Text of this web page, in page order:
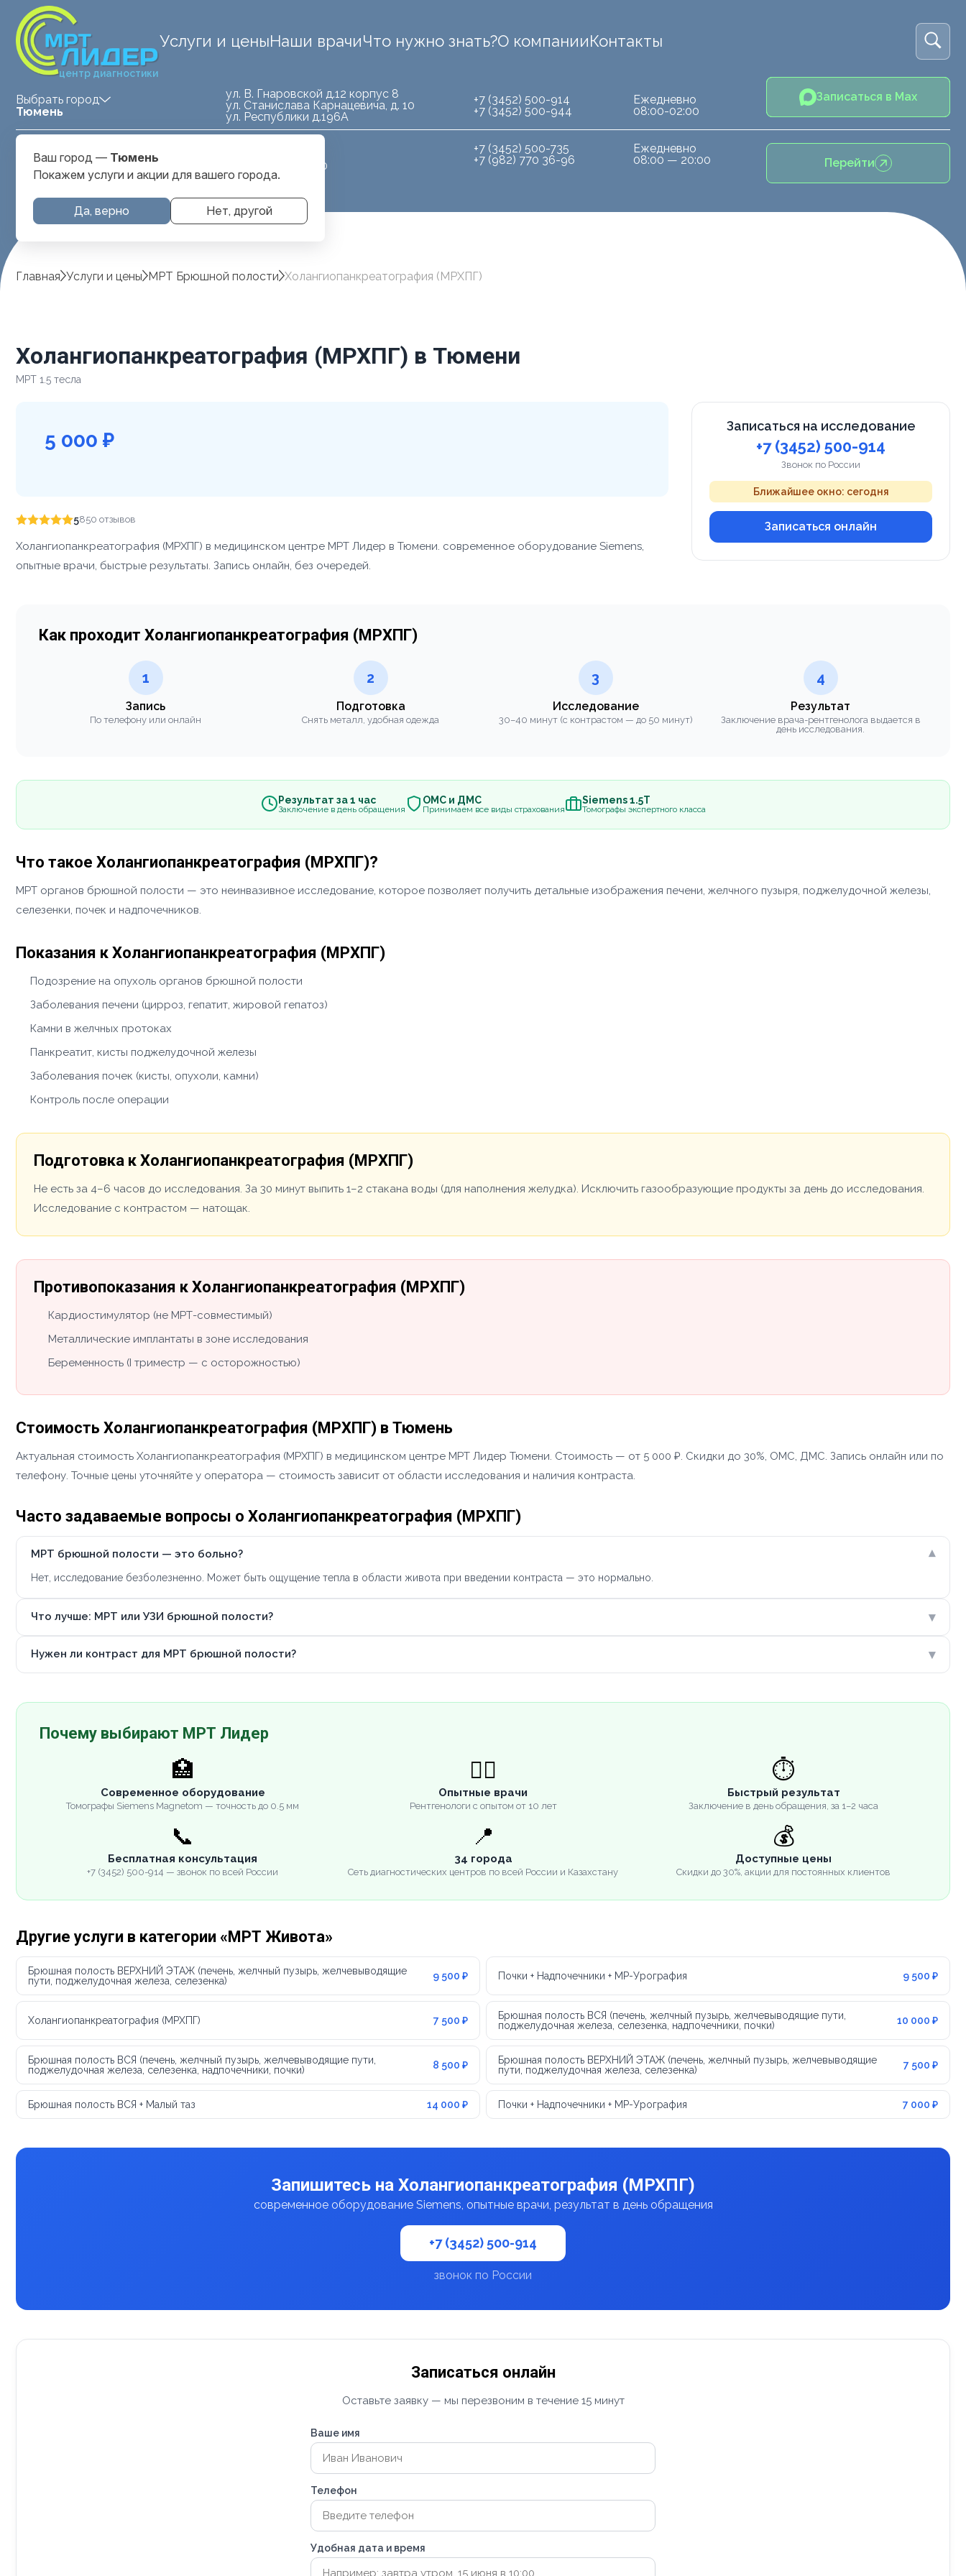
центр диагностики
Услуги и ценыНаши врачиЧто нужно знать?О компанииКонтакты
Выбрать город
Тюмень
Тюмень
ул. В. Гнаровской д.12 корпус 8
ул. Станислава Карнацевича, д. 10
ул. Республики д.196А
Карнацевича, д. 10
+7 (3452) 500-914
+7 (3452) 500-944
+7 (3452) 500-735
+7 (982) 770 36-96
Ежедневно
08:00-02:00
Ежедневно
08:00 — 20:00
Записаться в Max
Перейти
Ваш город — Тюмень
Покажем услуги и акции для вашего города.
Да, верно Нет, другой
Главная Услуги и цены МРТ Брюшной полости Холангиопанкреатография (МРХПГ)
Холангиопанкреатография (МРХПГ) в Тюмени
МРТ 1.5 тесла
5 000 ₽
5850 отзывов
Холангиопанкреатография (МРХПГ) в медицинском центре МРТ Лидер в Тюмени. современное оборудование Siemens,
опытные врачи, быстрые результаты. Запись онлайн, без очередей.
Записаться на исследование
+7 (3452) 500-914
Звонок по России
Ближайшее окно: сегодня
Записаться онлайн
Как проходит Холангиопанкреатография (МРХПГ)
1
Запись
По телефону или онлайн
2
Подготовка
Снять металл, удобная одежда
3
Исследование
30–40 минут (с контрастом — до 50 минут)
4
Результат
Заключение врача-рентгенолога выдается в
день исследования.
Результат за 1 час
Заключение в день обращения
ОМС и ДМС
Принимаем все виды страхования
Siemens 1.5Т
Томографы экспертного класса
Что такое Холангиопанкреатография (МРХПГ)?
МРТ органов брюшной полости — это неинвазивное исследование, которое позволяет получить детальные изображения печени, желчного пузыря, поджелудочной железы,
селезенки, почек и надпочечников.
Показания к Холангиопанкреатография (МРХПГ)
Подозрение на опухоль органов брюшной полости
Заболевания печени (цирроз, гепатит, жировой гепатоз)
Камни в желчных протоках
Панкреатит, кисты поджелудочной железы
Заболевания почек (кисты, опухоли, камни)
Контроль после операции
Подготовка к Холангиопанкреатография (МРХПГ)
Не есть за 4–6 часов до исследования. За 30 минут выпить 1–2 стакана воды (для наполнения желудка). Исключить газообразующие продукты за день до исследования.
Исследование с контрастом — натощак.
Противопоказания к Холангиопанкреатография (МРХПГ)
Кардиостимулятор (не МРТ-совместимый)
Металлические имплантаты в зоне исследования
Беременность (I триместр — с осторожностью)
Стоимость Холангиопанкреатография (МРХПГ) в Тюмень
Актуальная стоимость Холангиопанкреатография (МРХПГ) в медицинском центре МРТ Лидер Тюмени. Стоимость — от 5 000 ₽. Скидки до 30%, ОМС, ДМС. Запись онлайн или по
телефону. Точные цены уточняйте у оператора — стоимость зависит от области исследования и наличия контраста.
Часто задаваемые вопросы о Холангиопанкреатография (МРХПГ)
МРТ брюшной полости — это больно? ▾
Нет, исследование безболезненно. Может быть ощущение тепла в области живота при введении контраста — это нормально.
Что лучше: МРТ или УЗИ брюшной полости? ▾
Нужен ли контраст для МРТ брюшной полости? ▾
Почему выбирают МРТ Лидер
🏥
Современное оборудование
Томографы Siemens Magnetom — точность до 0.5 мм
👨‍⚕️
Опытные врачи
Рентгенологи с опытом от 10 лет
⏱️
Быстрый результат
Заключение в день обращения, за 1–2 часа
📞
Бесплатная консультация
+7 (3452) 500-914 — звонок по всей России
📍
34 города
Сеть диагностических центров по всей России и Казахстану
💰
Доступные цены
Скидки до 30%, акции для постоянных клиентов
Другие услуги в категории «МРТ Живота»
Брюшная полость ВЕРХНИЙ ЭТАЖ (печень, желчный пузырь, желчевыводящие
пути, поджелудочная железа, селезенка)
9 500 ₽ Почки + Надпочечники + МР-Урография 9 500 ₽
Холангиопанкреатография (МРХПГ) 7 500 ₽
Брюшная полость ВСЯ (печень, желчный пузырь, желчевыводящие пути,
поджелудочная железа, селезенка, надпочечники, почки)
10 000 ₽
Брюшная полость ВСЯ (печень, желчный пузырь, желчевыводящие пути,
поджелудочная железа, селезенка, надпочечники, почки)
8 500 ₽
Брюшная полость ВЕРХНИЙ ЭТАЖ (печень, желчный пузырь, желчевыводящие
пути, поджелудочная железа, селезенка)
7 500 ₽
Брюшная полость ВСЯ + Малый таз 14 000 ₽ Почки + Надпочечники + МР-Урография 7 000 ₽
Запишитесь на Холангиопанкреатография (МРХПГ)
современное оборудование Siemens, опытные врачи, результат в день обращения
+7 (3452) 500-914
звонок по России
Записаться онлайн
Оставьте заявку — мы перезвоним в течение 15 минут
Ваше имя
Телефон
Удобная дата и время